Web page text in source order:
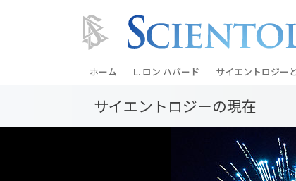
ホーム L. ロン ハバード サイエントロジー
信条と実践
サイエントロジー
サイエントロジス
ントロジー
サイエントロジーの現在